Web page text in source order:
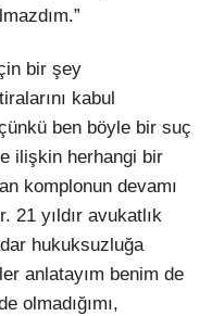
bir şey
kabul
ben böyle bir suç
ilişkin herhangi bir
komplonun devamı
21 yıldır avukatlık
hukuksuzluğa
anlatayım benim de
olmadığımı,